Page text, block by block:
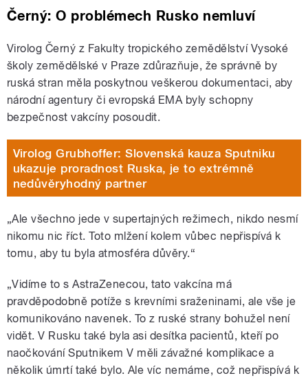
Černý: O problémech Rusko nemluví
Virolog Černý z Fakulty tropického zemědělství Vysoké
školy zemědělské v Praze zdůrazňuje, že správně by
ruská stran měla poskytnou veškerou dokumentaci, aby
národní agentury či evropská EMA byly schopny
bezpečnost vakcíny posoudit.
Virolog Grubhoffer: Slovenská kauza Sputniku
ukazuje proradnost Ruska, je to extrémně
nedůvěryhodný partner
„Ale všechno jede v supertajných režimech, nikdo nesmí
nikomu nic říct. Toto mlžení kolem vůbec nepřispívá k
tomu, aby tu byla atmosféra důvěry.“
„Vidíme to s AstraZenecou, tato vakcína má
pravděpodobně potíže s krevními sraženinami, ale vše je
komunikováno navenek. To z ruské strany bohužel není
vidět. V Rusku také byla asi desítka pacientů, kteří po
naočkování Sputnikem V měli závažné komplikace a
několik úmrtí také bylo. Ale víc nemáme, což nepřispívá k